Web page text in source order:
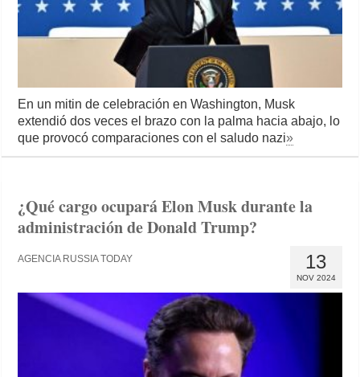
En un mitin de celebración en Washington, Musk
extendió dos veces el brazo con la palma hacia abajo, lo
que provocó comparaciones con el saludo nazi»
¿Qué cargo ocupará Elon Musk durante la
administración de Donald Trump?
13
NOV 2024
AGENCIA RUSSIA TODAY